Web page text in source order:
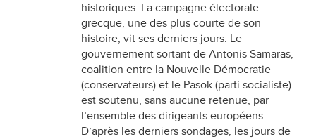
historiques. La campagne électorale
grecque, une des plus courte de son
histoire, vit ses derniers jours. Le
gouvernement sortant de Antonis Samaras,
coalition entre la Nouvelle Démocratie
(conservateurs) et le Pasok (parti socialiste)
est soutenu, sans aucune retenue, par
l’ensemble des dirigeants européens.
D’après les derniers sondages, les jours de